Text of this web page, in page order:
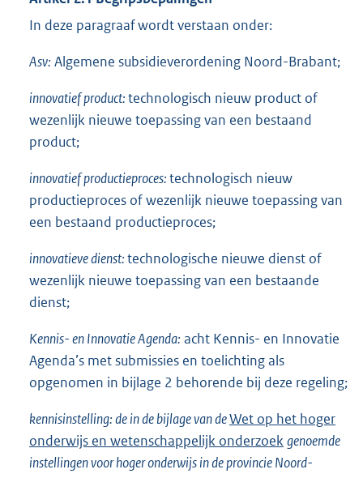
In deze paragraaf wordt verstaan onder:
Asv: Algemene subsidieverordening Noord-Brabant;
innovatief product:technologisch nieuw product of
wezenlijk nieuwe toepassing van een bestaand
product;
innovatief productieproces:technologisch nieuw
productieproces of wezenlijk nieuwe toepassing van
een bestaand productieproces;
innovatieve dienst:technologische nieuwe dienst of
wezenlijk nieuwe toepassing van een bestaande
dienst;
Kennis- en Innovatie Agenda: acht Kennis- en Innovatie
Agenda’s met submissies en toelichting als
opgenomen in bijlage 2 behorende bij deze regeling;
kennisinstelling: de in de bijlage van deWet op het hoger
onderwijs en wetenschappelijk onderzoekgenoemde
instellingen voor hoger onderwijs in de provincie Noord-